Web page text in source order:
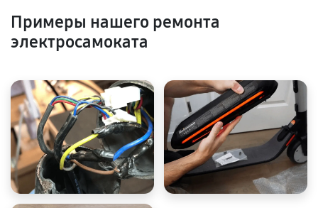
Примеры нашего ремонта
электросамоката